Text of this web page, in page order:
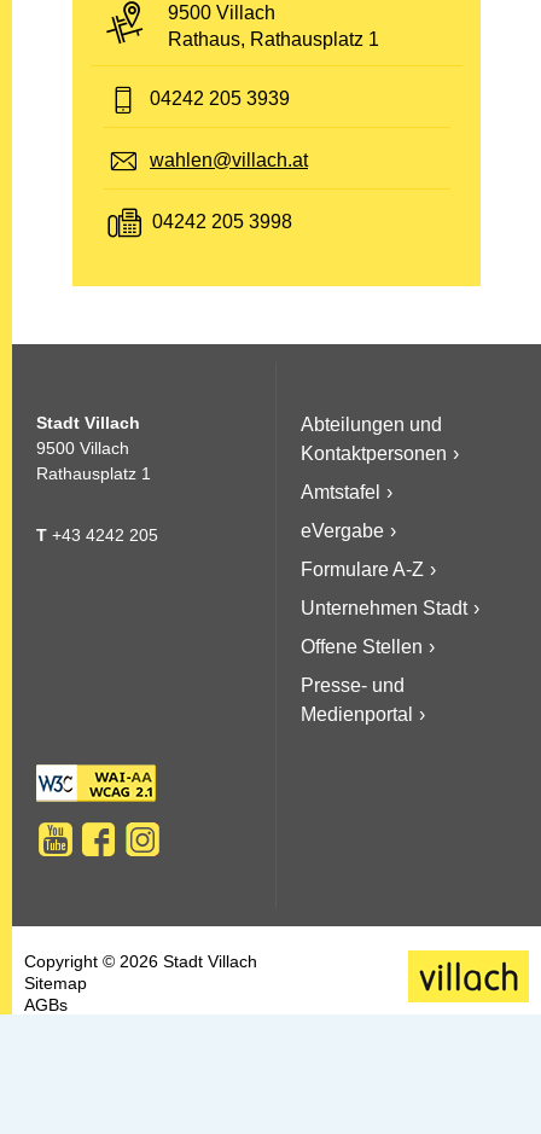
PLZ und Ort:
9500 Villach
Adresse:
Rathaus, Rathausplatz 1
Telefon:
04242 205 3939
E-Mail:
wahlen@villach.at
Fax:
04242 205 3998
Stadt Villach
9500 Villach
Rathausplatz 1
T +43 4242 205
Abteilungen und
Kontaktpersonen
Amtstafel
eVergabe
Formulare A-Z
Unternehmen Stadt
Offene Stellen
Presse- und
Medienportal
Copyright © 2026 Stadt Villach
Sitemap
AGBs